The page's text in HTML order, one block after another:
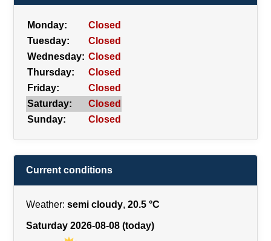
Monday:
Closed
Tuesday:
Closed
Wednesday: Closed
Thursday:
Closed
Friday:
Closed
Saturday:
Closed
Sunday:
Closed
Current conditions
Weather: semi cloudy, 20.5 °C
Saturday 2026-08-08 (today)